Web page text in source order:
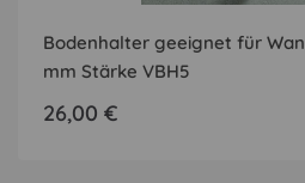
Bodenhalter geeignet für
mm Stärke VBH5
26,00 €